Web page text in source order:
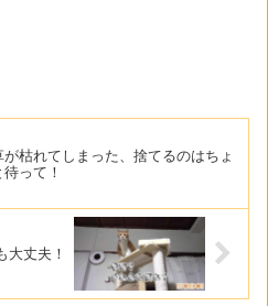
が枯れてしまった、捨てるのはちょ
待って！
大丈夫！